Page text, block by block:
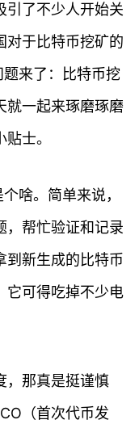
引了不少人开始关
对于比特币挖矿的
题来了：比特币挖
就一起来琢磨琢磨
士。
啥。简单来说，
，帮忙验证和记录
到新生成的比特币
它可得吃掉不少电
，那真是挺谨慎
（首次代币发